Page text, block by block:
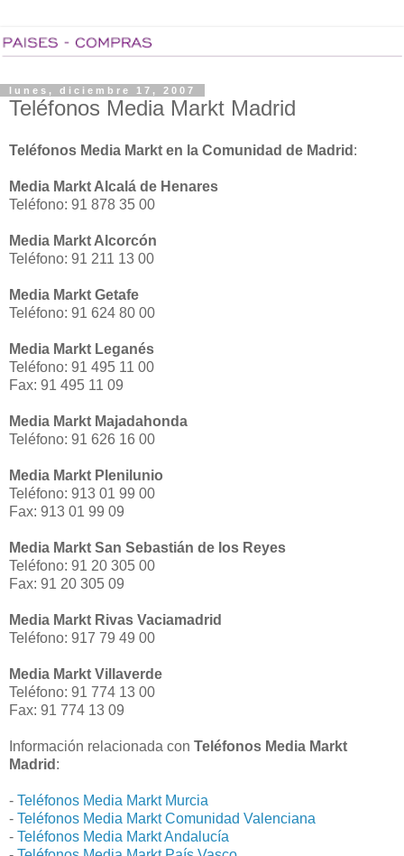
lunes, diciembre 17, 2007
Teléfonos Media Markt Madrid
Teléfonos Media Markt en la Comunidad de Madrid :
Media Markt Alcalá de Henares
Teléfono: 91 878 35 00
Media Markt Alcorcón
Teléfono: 91 211 13 00
Media Markt Getafe
Teléfono: 91 624 80 00
Media Markt Leganés
Teléfono: 91 495 11 00
Fax: 91 495 11 09
Media Markt Majadahonda
Teléfono: 91 626 16 00
Media Markt Plenilunio
Teléfono: 913 01 99 00
Fax: 913 01 99 09
Media Markt San Sebastián de los Reyes
Teléfono: 91 20 305 00
Fax: 91 20 305 09
Media Markt Rivas Vaciamadrid
Teléfono: 917 79 49 00
Media Markt Villaverde
Teléfono: 91 774 13 00
Fax: 91 774 13 09
Información relacionada con Teléfonos Media Markt
Madrid :
- Teléfonos Media Markt Murcia
- Teléfonos Media Markt Comunidad Valenciana
- Teléfonos Media Markt Andalucía